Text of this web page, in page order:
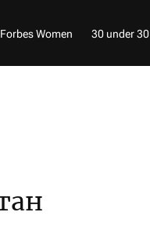
Forbes Women 30 under 30